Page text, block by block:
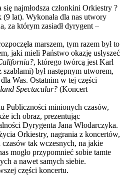
się najmłodsza członkini Orkiestry ?
lat). Wykonała dla nas utwory
za którym zasiadł dyrygent –
marszem, tym razem był to
jaki mieli Państwo okazję usłyszeć
, którego twórcą jest Karl
szablami) był następnym utworem,
Was. Ostatnim w tej części
Spectacular? (Koncert
Publiczności minionych czasów,
ich obraz, prezentując
Dyrygenta Jana Włodarczyka.
Orkiestry, nagrania z koncertów,
tak wczesnych, na jakie
mogło przypomnieć sobie tamte
a nawet samych siebie.
części koncertu.